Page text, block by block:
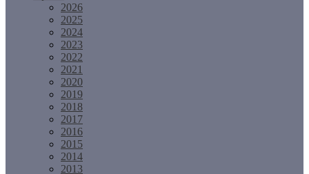
2026
2025
2024
2023
2022
2021
2020
2019
2018
2017
2016
2015
2014
2013